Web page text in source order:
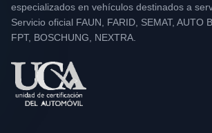
especializados en vehículos destinados a
Servicio oficial FAUN, FARID, SEMAT, AUTO
FPT, BOSCHUNG, NEXTRA.